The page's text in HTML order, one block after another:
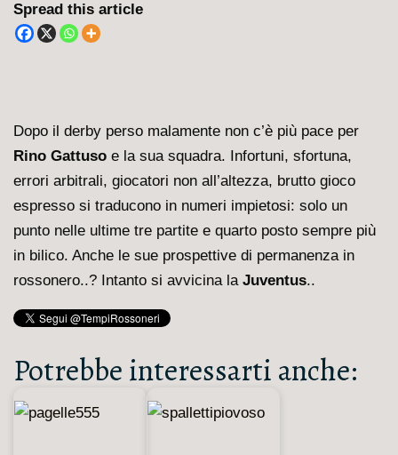
Spread this article
Dopo il derby perso malamente non c’è più pace per
Rino Gattuso e la sua squadra. Infortuni, sfortuna,
errori arbitrali, giocatori non all’altezza, brutto gioco
espresso si traducono in numeri impietosi: solo un
punto nelle ultime tre partite e quarto posto sempre più
in bilico. Anche le sue prospettive di permanenza in
rossonero..? Intanto si avvicina la Juventus..
Potrebbe interessarti anche: